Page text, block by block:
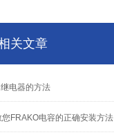
关文章
电器的方法
FRAKO电容的正确安装方法